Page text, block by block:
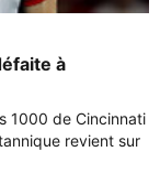
à
1000 de Cincinnati
revient sur